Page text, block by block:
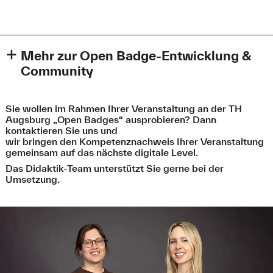
Bild: ESCO: Connecting education and training with the labour
market (2017)
Mehr zur Open Badge-Entwicklung &
Community
Start des Projekts "Open Badges" derMozilla
Foundation
2012
Veröffentlichung der ersten Version des Open Badge-
Standards der
Service werden Lernabzeichen einerseits ausgestellt
und andererseits von den Empfänger:innen in diesem
digitalen "Rucksack" gesammelt. Anschließend können
die Badges mithilfe eines solchen Backpack-Providers
an beliebigen Stellen im Netz präsentiert werden.
Sie wollen im Rahmen Ihrer Veranstaltung an der TH
Augsburg „Open Badges“ ausprobieren? Dann
kontaktieren Sie uns und
wir bringen den Kompetenznachweis Ihrer Veranstaltung
gemeinsam auf das nächste digitale Level.
Das Didaktik-Team unterstützt Sie gerne bei der
Umsetzung.